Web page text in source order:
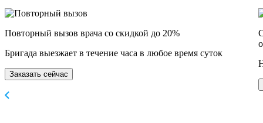
Повторный вызов врача со скидкой до 20%
Бригада выезжает в течение часа в любое время суток
Заказать сейчас